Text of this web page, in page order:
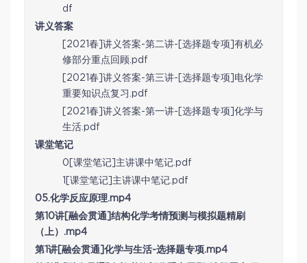
df
讲义答案
[2021春]讲义答案-第二讲-[选择题专项]有机必
修部分重点回顾.pdf
[2021春]讲义答案-第三讲-[选择题专项]电化学
重要知识点复习.pdf
[2021春]讲义答案-第一讲-[选择题专项]化学与
生活.pdf
课堂笔记
0[课堂笔记]主讲课中笔记.pdf
1[课堂笔记]主讲课中笔记.pdf
05.化学反应原理.mp4
第10讲[融会贯通]结构化学考情预测与模拟题精刷
（上）.mp4
第1讲[融会贯通]化学与生活-选择题专项.mp4